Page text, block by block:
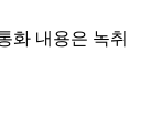
화 내용은 녹취